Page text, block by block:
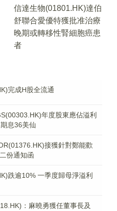
信達生物(01801.HK)達伯
舒聯合愛優特獲批准治療
晚期或轉移性腎細胞癌患
者
完成H股全流通
年度股東應佔溢利
息36美仙
接獲針對鄭能歡
份通知函
跌逾10% 一季度歸母淨溢利
：麻曉勇獲任董事長及